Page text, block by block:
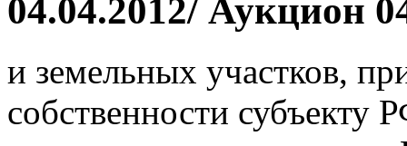
04.04.2012/ Аукцион
и земельных участков,
собственности